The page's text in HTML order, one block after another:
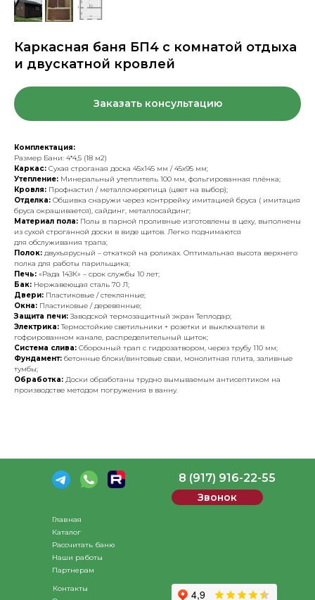
Каркасная баня БП4 с комнатой отдыха
и двускатной кровлей
Заказать консультацию
Комплектация:
Размер Бани: 4*4,5 (18 м2)
Каркас: Сухая строганая доска 45х145 мм / 45х95 мм;
Утепление: Минеральный утеплитель 100 мм, фольгированная плёнка;
Кровля: Профнастил / металлочерепица (цвет на выбор);
Отделка: Обшивка снаружи через контррейку имитацией бруса ( имитация
бруса окрашивается), сайдинг, металлосайдинг;
Материал пола: Полы в парной проливные изготовлены в цеху, выполнены
из сухой строганной доски в виде щитов. Легко поднимаются
для обслуживания трапа;
Полок: двухъярусный – откаткой на роликах. Оптимальная высота верхнего
полка для работы парильщика;
Печь: «Рада 14ЗК» – срок службы 10 лет;
Бак: Нержавеющая сталь 70 Л;
Двери: Пластиковые / стеклянные;
Окна: Пластиковые / деревянные;
Защита печи:Заводской термозащитный экран Теплодар;
Электрика:Термостойкие светильники + розетки и выключатели в
гофрированном канале, распределительный щиток;
Система слива: Сборочный трап с гидрозатвором, через трубу 110 мм;
Фундамент: бетонные блоки/винтовые сваи, монолитная плита, заливные
тумбы;
Обработка: Доски обработаны трудно вымываемым антисептиком на
производстве методом погружения в ванну.
Контакты
Рассчитать баню
Партнерам
Наши работы
Каталог
Главная
Звонок
8 (917) 916-22-55